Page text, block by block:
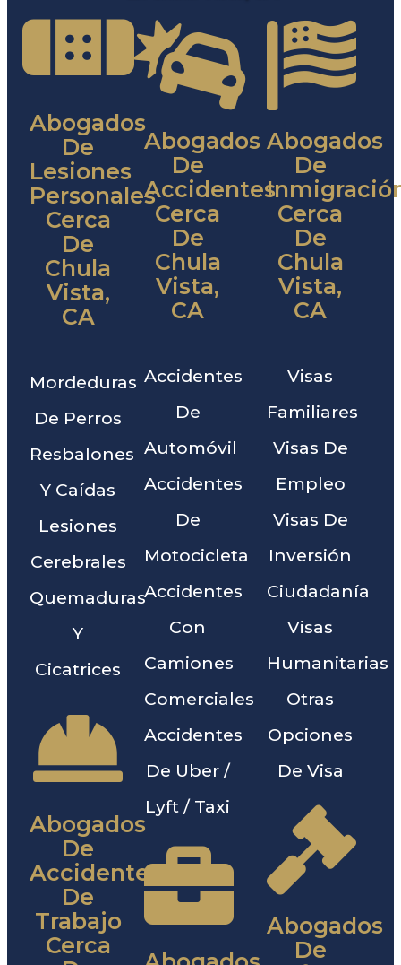
Abogados
De
Lesiones
Personales
Cerca
De
Chula
Vista,
CA
Mordeduras
De Perros
Resbalones
Y Caídas
Lesiones
Cerebrales
Quemaduras
Y
Cicatrices
Abogados
De
Accidentes
De
Trabajo
Cerca
Abogados
De
Accidentes
Cerca
De
Chula
Vista,
CA
Accidentes
De
Automóvil
Accidentes
De
Motocicleta
Accidentes
Con
Camiones
Comerciales
Accidentes
De Uber /
Lyft / Taxi
Abogados
De
Cerca
De
Chula
Vista,
CA
Visas
Familiares
Visas De
Empleo
Visas De
Inversión
Ciudadanía
Visas
Humanitarias
Otras
Opciones
De Visa
Abogados
De